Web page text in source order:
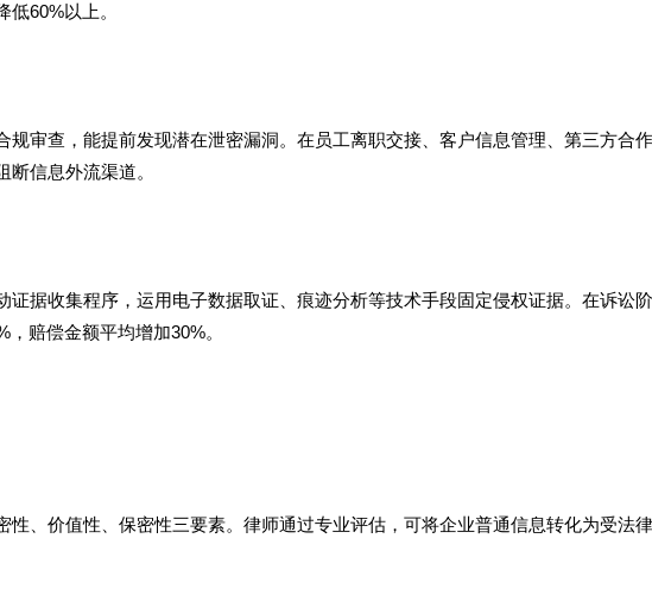
60%以上。
规审查，能提前发现潜在泄密漏洞。在员工离职交接、客户信息管理、第三方合
信息外流渠道。
据收集程序，运用电子数据取证、痕迹分析等技术手段固定侵权证据。在诉讼阶
赔偿金额平均增加30%。
性、价值性、保密性三要素。律师通过专业评估，可将企业普通信息转化为受法